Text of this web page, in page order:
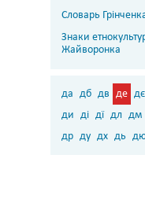
Словарь
Знаки
Жайворонка
да дб дв де дє
ди ді дї дл дм
др ду дх дь